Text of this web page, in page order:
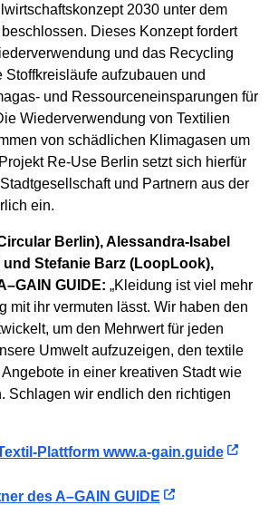
2030 unter dem
Dieses Konzept fordert
und das Recycling
aufzubauen und
und Ressourceneinsparungen für
Wiederverwendung von Textilien
von schädlichen Klimagasen um
Re-Use Berlin setzt sich hierfür
und Partnern aus der
ein.
Berlin), Alessandra-Isabel
Stefanie Barz (LoopLook),
GUIDE: „Kleidung ist viel mehr
mit ihr vermuten lässt. Wir haben den
um den Mehrwert für jeden
Umwelt aufzuzeigen, den textile
in einer kreativen Stadt wie
Schlagen wir endlich den richtigen
Plattform www.a-gain.guide
des A–GAIN GUIDE